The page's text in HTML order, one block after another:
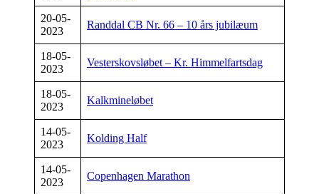
20-05-
2023
Randdal CB Nr. 66 – 10 års jubilæum
18-05-
2023
Vesterskovsløbet – Kr. Himmelfartsdag
18-05-
2023
Kalkmineløbet
14-05-
2023
Kolding Half
14-05-
2023
Copenhagen Marathon